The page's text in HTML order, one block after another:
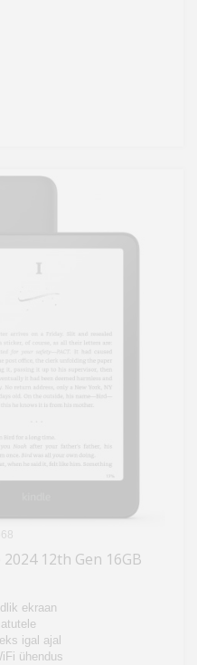
12th Gen 16GB
ekraan
igal ajal
ühendus